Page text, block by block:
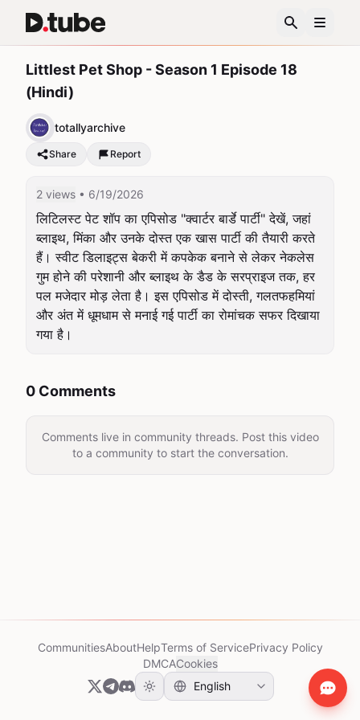
Littlest Pet Shop - Season 1 Episode 18
(Hindi)
totallyarchive
Share Report
2 views • 6/19/2026
लिटिलस्ट पेट शॉप का एपिसोड "क्वार्टर बार्डे पार्टी" देखें, जहां
ब्लाइथ, मिंका और उनके दोस्त एक खास पार्टी की तैयारी करते
हैं। स्वीट डिलाइट्स बेकरी में कपकेक बनाने से लेकर नेकलेस
गुम होने की परेशानी और ब्लाइथ के डैड के सरप्राइज तक, हर
पल मजेदार मोड़ लेता है। इस एपिसोड में दोस्ती, गलतफहमियां
और अंत में धूमधाम से मनाई गई पार्टी का रोमांचक सफर दिखाया
गया है।
0 Comments
Comments live in community threads. Post this video
to a community to start the conversation.
CommunitiesAboutHelpTerms of ServicePrivacy Policy
DMCACookies